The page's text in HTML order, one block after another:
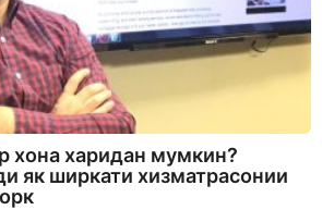
хона харидан мумкин?
як ширкати хизматрасонии